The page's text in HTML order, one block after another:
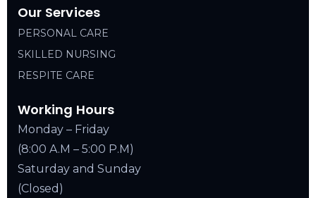
Our Services
PERSONAL CARE
SKILLED NURSING
RESPITE CARE
Working Hours
Monday – Friday
(8:00 A.M – 5:00 P.M)
Saturday and Sunday
(Closed)